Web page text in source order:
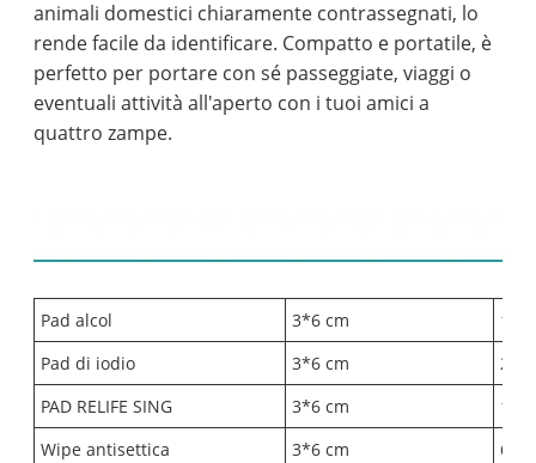
animali domestici chiaramente contrassegnati, lo
rende facile da identificare. Compatto e portatile, è
perfetto per portare con sé passeggiate, viaggi o
eventuali attività all'aperto con i tuoi amici a
quattro zampe.
Pad alcol 3*6 cm
10
Pad di iodio
3*6 cm
20
PAD RELIFE SING
3*6 cm
10
Wipe antisettica
3*6 cm
6